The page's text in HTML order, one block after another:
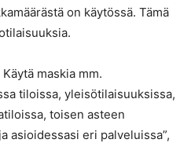
on käytössä. Tämä
maskia mm.
tiloissa, yleisötilaisuuksissa,
toisen asteen
asioidessasi eri palveluissa”,